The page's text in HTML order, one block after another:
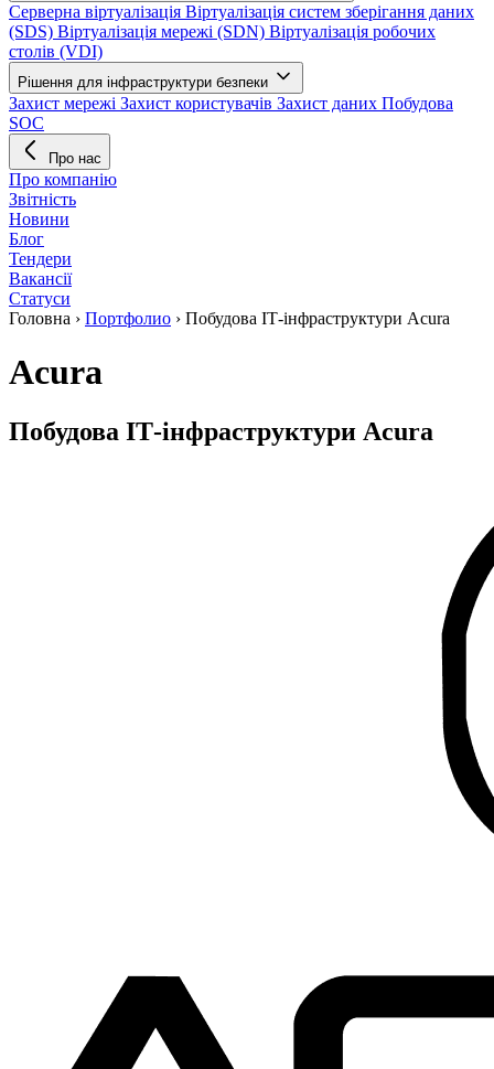
Серверна віртуалізація Віртуалізація систем зберігання даних
(SDS) Віртуалізація мережі (SDN) Віртуалізація робочих
столів (VDI)
Рішення для інфраструктури безпеки
Захист мережі Захист користувачів Захист даних Побудова
SOC
Про нас
Про компанію
Звітність
Новини
Блог
Тендери
Вакансії
Статуси
Головна › Портфолио › Побудова ІТ-інфраструктури Acura
Acura
Побудова ІТ-інфраструктури Acura